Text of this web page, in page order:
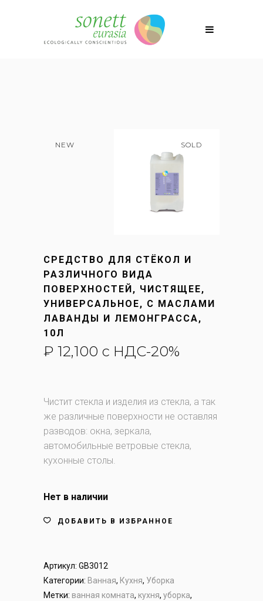
SOLD
NEW
СРЕДСТВО ДЛЯ СТЁКОЛ И
РАЗЛИЧНОГО ВИДА
ПОВЕРХНОСТЕЙ, ЧИСТЯЩЕЕ,
УНИВЕРСАЛЬНОЕ, С МАСЛАМИ
ЛАВАНДЫ И ЛЕМОНГРАССА,
10Л
₽ 12,100 с НДС-20%
Чистит стекла и изделия из стекла, а так
же различные поверхности не оставляя
разводов: окна, зеркала,
автомобильные ветровые стекла,
кухонные столы.
Нет в наличии
ДОБАВИТЬ В ИЗБРАННОЕ
Артикул: GB3012
Категории: Ванная, Кухня, Уборка
Метки: ванная комната, кухня, уборка,